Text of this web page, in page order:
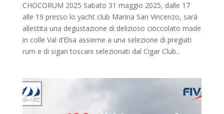
CHOCORUM 2025 Sabato 31 maggio 2025, dalle 17
alle 19 presso lo yacht club Marina San Vincenzo, sarà
allestita una degustazione di delizioso cioccolato made
in colle Val d’Elsa assieme a una selezione di pregiati
rum e di sigari toscani selezionati dal Cigar Club...